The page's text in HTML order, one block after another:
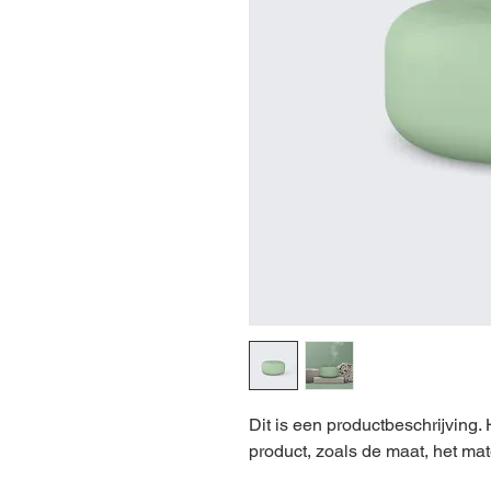
Dit is een productbeschrijving.
product, zoals de maat, het